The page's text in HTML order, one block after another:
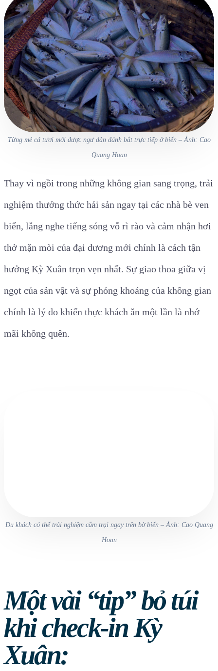
Từng mẻ cá tươi mới được ngư dân đánh bắt trực tiếp ở biển – Ảnh: Cao
Quang Hoan
Thay vì ngồi trong những không gian sang trọng, trải
nghiệm thưởng thức hải sản ngay tại các nhà bè ven
biển, lắng nghe tiếng sóng vỗ rì rào và cảm nhận hơi
thở mặn mòi của đại dương mới chính là cách tận
hưởng Kỳ Xuân trọn vẹn nhất. Sự giao thoa giữa vị
ngọt của sản vật và sự phóng khoáng của không gian
chính là lý do khiến thực khách ăn một lần là nhớ
mãi không quên.
Du khách có thể trải nghiệm cắm trại ngay trên bờ biển – Ảnh: Cao Quang
Hoan
Một vài “tip” bỏ túi
khi check-in Kỳ
Xuân: